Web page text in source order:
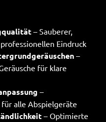
– Sauberer,
Eindruck
–
für klare
–
alle Abspielgeräte
– Optimierte